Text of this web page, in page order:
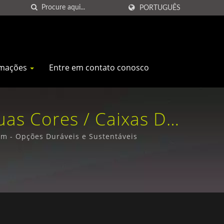
PORTUGUÊS
Entre em contato conosco
Cores / Caixas De
| Santa Press
- Opções Duráveis e Sustentáveis